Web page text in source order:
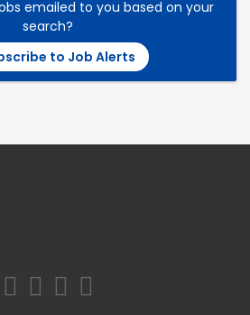
emailed to you based on your
search?
to Job Alerts